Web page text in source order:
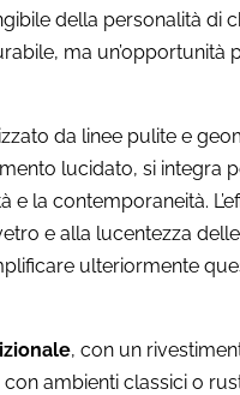
della personalità di
ma un’opportunità
da linee pulite e
lucidato, si integra
e la contemporaneità.
e alla lucentezza
ulteriormente
, con un
ambienti classici o